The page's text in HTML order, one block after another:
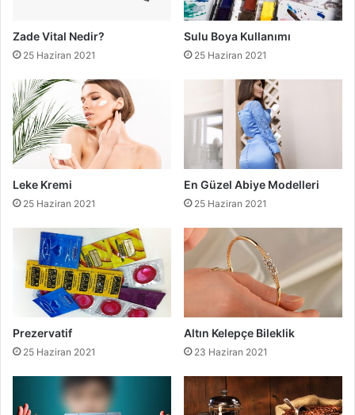
Zade Vital Nedir?
25 Haziran 2021
Sulu Boya Kullanımı
25 Haziran 2021
Leke Kremi
25 Haziran 2021
En Güzel Abiye Modelleri
25 Haziran 2021
Prezervatif
25 Haziran 2021
Altın Kelepçe Bileklik
23 Haziran 2021